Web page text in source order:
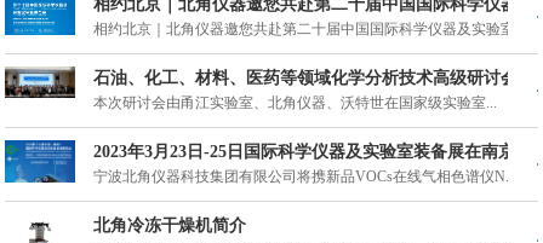
相约北京｜北角仪器邀您共赴第二十届中国国际科学仪器及
相约北京｜北角仪器邀您共赴第二十届中国国际科学仪器及实验室装...
石油、化工、材料、医药等领域化学分析技术高级研讨会成
本次研讨会由甬江实验室、北角仪器、沃特世在国家级实验室...
2023年3月23日-25日国际科学仪器及实验室装备展在南京举
宁波北角仪器科技集团有限公司将携新品VOCs在线气相色谱仪N...
北角冷冻干燥机简介